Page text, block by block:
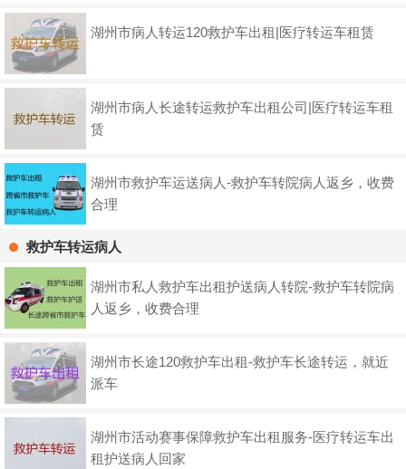
湖州市病人转运120救护车出租|医疗转运车租赁
湖州市病人长途转运救护车出租公司|医疗转运车租
赁
湖州市救护车运送病人-救护车转院病人返乡，收费
合理
救护车转运病人
湖州市私人救护车出租护送病人转院-救护车转院病
人返乡，收费合理
湖州市长途120救护车出租-救护车长途转运，就近
派车
湖州市活动赛事保障救护车出租服务-医疗转运车出
租护送病人回家